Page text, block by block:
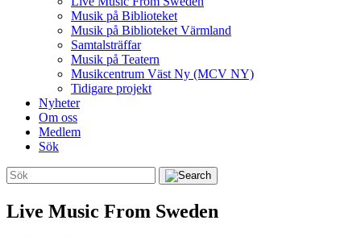
Musik på Biblioteket
Musik på Biblioteket Värmland
Samtalsträffar
Musik på Teatern
Musikcentrum Väst Ny (MCV NY)
Tidigare projekt
Nyheter
Om oss
Medlem
Sök
Live Music From Sweden